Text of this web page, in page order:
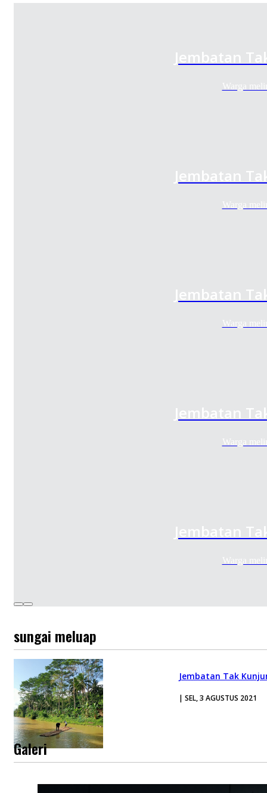
Jembatan
Warga
Jembatan
Warga
Jembatan
Warga
Jembatan
Warga
Jembatan
Warga
sungai meluap
Jembatan Tak
| SEL, 3 AGUSTUS 2021
Galeri